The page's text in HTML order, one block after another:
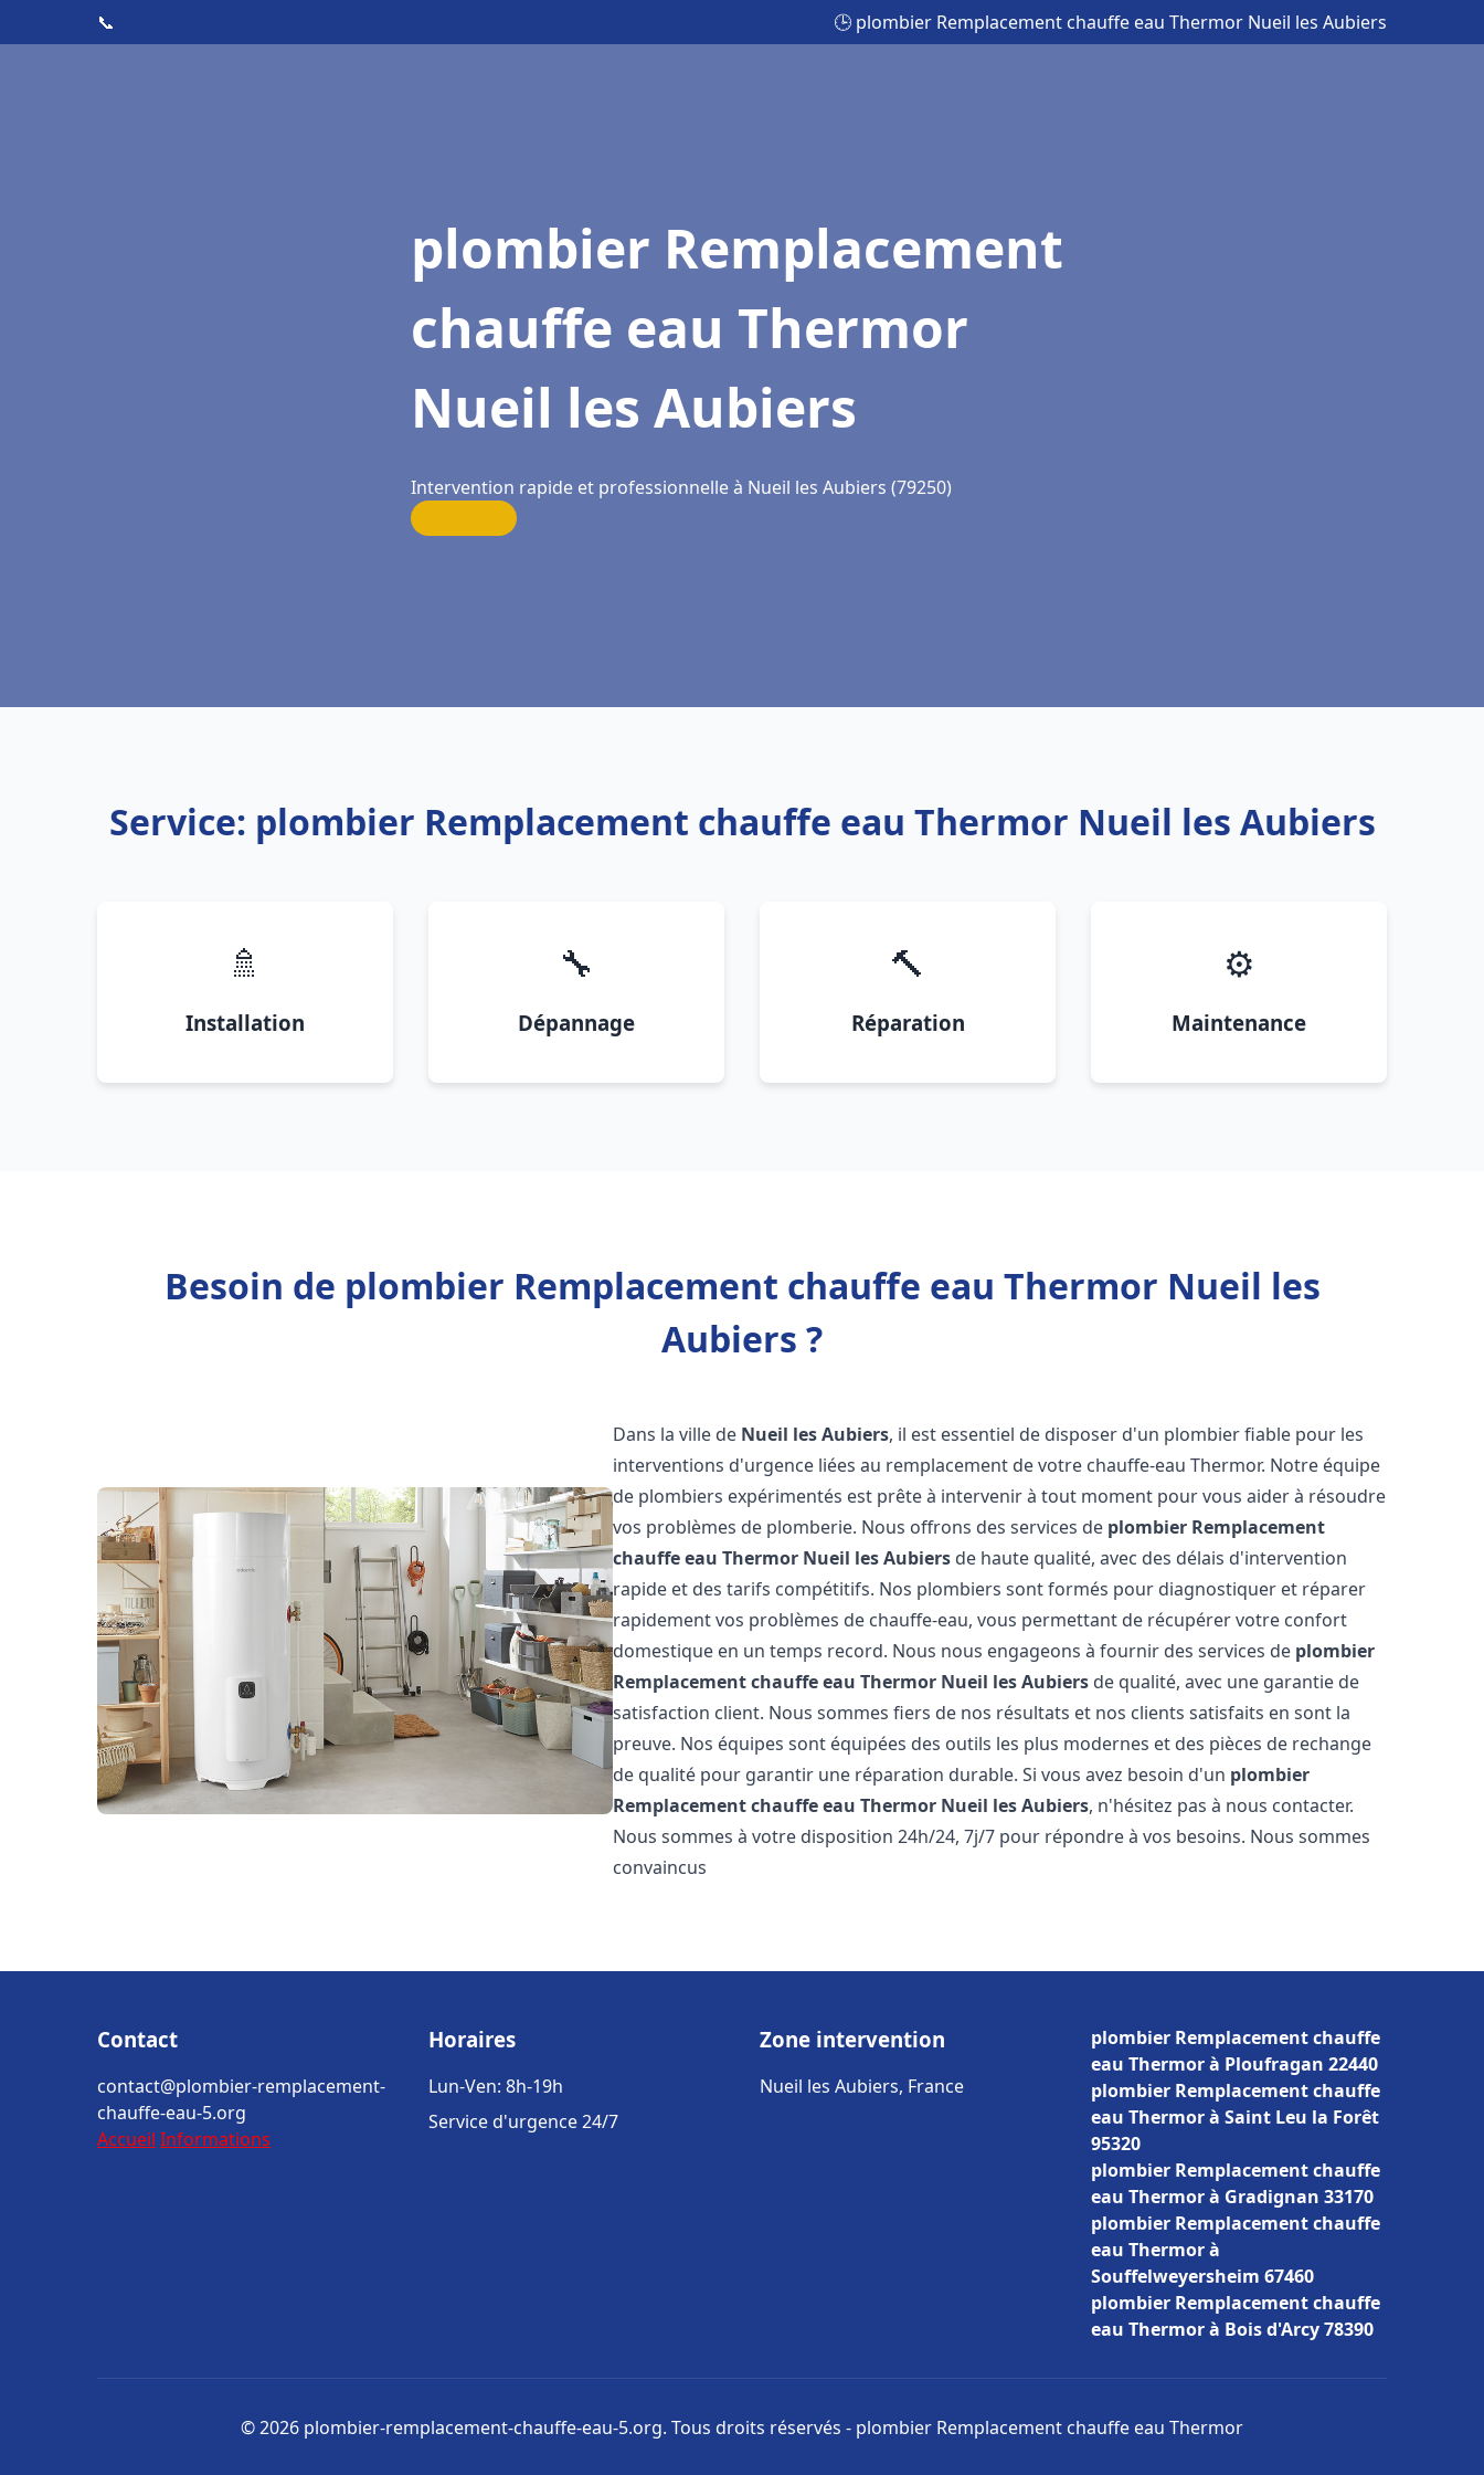
📞 🕒 plombier Remplacement chauffe eau Thermor Nueil les Aubiers
plombier Remplacement
chauffe eau Thermor
Nueil les Aubiers
Intervention rapide et professionnelle à Nueil les Aubiers (79250)
Service: plombier Remplacement chauffe eau Thermor Nueil les Aubiers
🚿
Installation
🔧
Dépannage
🔨
Réparation
⚙️
Maintenance
Besoin de plombier Remplacement chauffe eau Thermor Nueil les
Aubiers ?
Dans la ville de Nueil les Aubiers, il est essentiel de disposer d'un plombier fiable pour les
interventions d'urgence liées au remplacement de votre chauffe-eau Thermor. Notre équipe
de plombiers expérimentés est prête à intervenir à tout moment pour vous aider à résoudre
vos problèmes de plomberie. Nous offrons des services de plombier Remplacement
chauffe eau Thermor Nueil les Aubiers de haute qualité, avec des délais d'intervention
rapide et des tarifs compétitifs. Nos plombiers sont formés pour diagnostiquer et réparer
rapidement vos problèmes de chauffe-eau, vous permettant de récupérer votre confort
domestique en un temps record. Nous nous engageons à fournir des services de plombier
Remplacement chauffe eau Thermor Nueil les Aubiers de qualité, avec une garantie de
satisfaction client. Nous sommes fiers de nos résultats et nos clients satisfaits en sont la
preuve. Nos équipes sont équipées des outils les plus modernes et des pièces de rechange
de qualité pour garantir une réparation durable. Si vous avez besoin d'un plombier
Remplacement chauffe eau Thermor Nueil les Aubiers, n'hésitez pas à nous contacter.
Nous sommes à votre disposition 24h/24, 7j/7 pour répondre à vos besoins. Nous sommes
convaincus
Contact
contact@plombier-remplacement-
chauffe-eau-5.org
Accueil Informations
Horaires
Lun-Ven: 8h-19h
Service d'urgence 24/7
Zone intervention
Nueil les Aubiers, France
plombier Remplacement chauffe
eau Thermor à Ploufragan 22440
plombier Remplacement chauffe
eau Thermor à Saint Leu la Forêt
95320
plombier Remplacement chauffe
eau Thermor à Gradignan 33170
plombier Remplacement chauffe
eau Thermor à
Souffelweyersheim 67460
plombier Remplacement chauffe
eau Thermor à Bois d'Arcy 78390
© 2026 plombier-remplacement-chauffe-eau-5.org. Tous droits réservés - plombier Remplacement chauffe eau Thermor